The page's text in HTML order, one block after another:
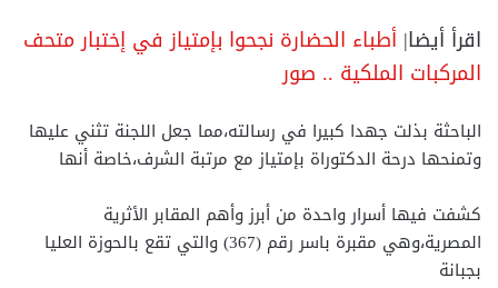
اقرأ أيضا| أطباء الحضارة نجحوا بإمتياز في إختبار متحف
المركبات الملكية .. صور
الباحثة بذلت جهدا كبيرا في رسالته،مما جعل اللجنة تثني عليها
وتمنحها درحة الدكتوراة بإمتياز مع مرتبة الشرف،خاصة أنها
كشفت فيها أسرار واحدة من أبرز وأهم المقابر الأثرية
المصرية،وهي مقبرة باسر رقم (367) والتي تقع بالحوزة العليا
بجبانة